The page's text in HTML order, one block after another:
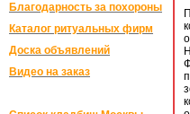
Благодарность за похороны
Каталог ритуальных фирм
Доска объявлений
Видео на заказ